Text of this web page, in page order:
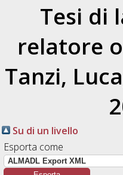
Tesi di
relatore
Tanzi, Luca
Su di un livello
Esporta come